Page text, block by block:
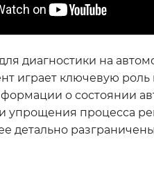
диагностики на
играет ключевую
о состоянии
процесса
детально